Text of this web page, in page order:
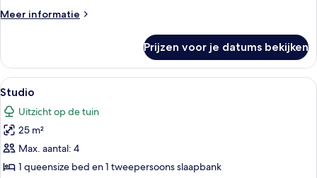
Meer informatie
Meer
2
queensize
bedden
Prijzen voor je datums bekijken
Alle
foto's
voor
Studio
laden
19
Studio
Uitzicht op de tuin
25 m²
Max. aantal: 4
1 queensize bed en 1 tweepersoons slaapbank